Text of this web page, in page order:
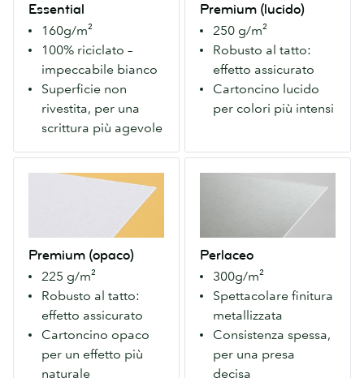
Essential
160g/m²
100% riciclato –
impeccabile bianco
Superficie non
rivestita, per una
scrittura più agevole
bianco
brillante.
Superficie
rivestita
scrittura
più
Premium (lucido)
250 g/m²
Robusto al tatto:
effetto assicurato
Cartoncino lucido
per colori più intensi
Premium,
con
finitura
lucida
fronte/retro.
intensi,
dall'effetto
Premium (opaco)
225 g/m²
Robusto al tatto:
effetto assicurato
Cartoncino opaco
per un effetto più
naturale
Premium
con
finitura
opaca
fronte/retro.
Colori
Perlaceo
300g/m²
Spettacolare finitura
metallizzata
Consistenza spessa,
per una presa
decisa
metallizzata.
Catalizza
sguardo
accentua